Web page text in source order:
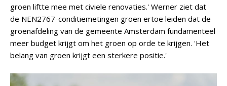
groen liftte mee met civiele renovaties.' Werner ziet dat
de NEN2767-conditiemetingen groen ertoe leiden dat de
groenafdeling van de gemeente Amsterdam fundamenteel
meer budget krijgt om het groen op orde te krijgen. 'Het
belang van groen krijgt een sterkere positie.'